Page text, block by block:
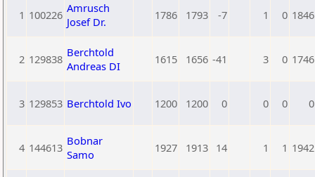
1 100226 Amrusch
Josef Dr.
1786 1793 -7 1 0 1846
2 129838 Berchtold
Andreas DI
1615 1656 -41 3 0 1746
3 129853 Berchtold Ivo 1200 1200 0 0 0 0
4 144613 Bobnar
Samo
1927 1913 14 1 1 1942